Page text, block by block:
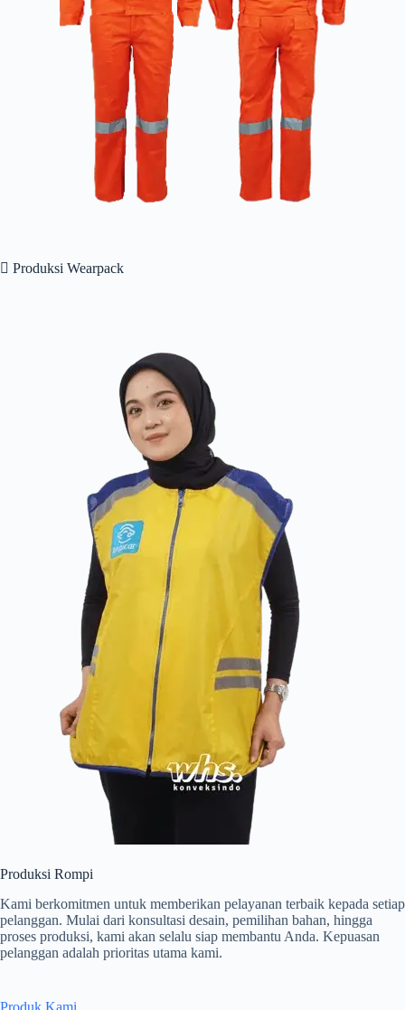
 Produksi Wearpack
Produksi Rompi
Kami berkomitmen untuk memberikan pelayanan terbaik kepada setiap
pelanggan. Mulai dari konsultasi desain, pemilihan bahan, hingga
proses produksi, kami akan selalu siap membantu Anda. Kepuasan
pelanggan adalah prioritas utama kami.
Produk Kami